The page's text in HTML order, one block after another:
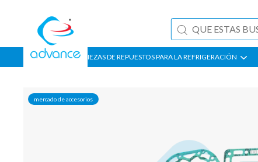
PIEZAS DE REPUESTOS PARA LA REFRIGERACIÓN
mercado de accesorios